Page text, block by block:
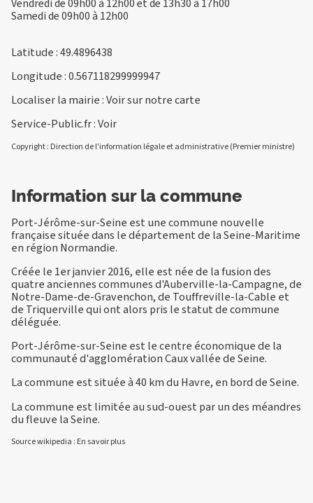
Vendredi de 09h00 à 12h00 et de 13h30 à 17h00
Samedi de 09h00 à 12h00
Latitude : 49.4896438
Longitude : 0.567118299999947
Localiser la mairie :Voir sur notre carte
Service-Public.fr :Voir
Copyright : Direction de l'information légale et administrative (Premier ministre)
Information sur la commune
Port-Jérôme-sur-Seine est une commune nouvelle
française située dans le département de la Seine-Maritime
en région Normandie.
Créée le 1er janvier 2016, elle est née de la fusion des
quatre anciennes communes d'Auberville-la-Campagne, de
Notre-Dame-de-Gravenchon, de Touffreville-la-Cable et
de Triquerville qui ont alors pris le statut de commune
déléguée.
Port-Jérôme-sur-Seine est le centre économique de la
communauté d'agglomération Caux vallée de Seine.
La commune est située à 40 km du Havre, en bord de Seine.
La commune est limitée au sud-ouest par un des méandres
du fleuve la Seine.
Source wikipedia : En savoir plus